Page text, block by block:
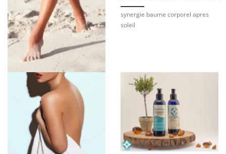
synergie baume corporel apres
soleil